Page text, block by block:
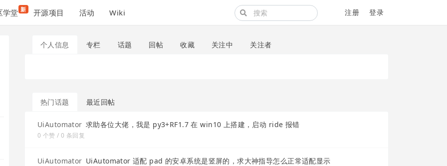
学堂 新 开源项目 活动 Wiki 注册 登录
个人信息 专栏 话题 回帖 收藏 关注中 关注者
热门话题 最近回帖
UiAutomator 求助各位大佬，我是 py3+RF1.7 在 win10 上搭建，启动 ride 报错
0 个赞 / 0 条回复
UiAutomator UiAutomator 适配 pad 的安卓系统是竖屏的，求大神指导怎么正常适配显示